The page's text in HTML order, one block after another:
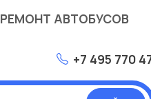
РЕМОНТ АВТОБУСОВ
+7 495 770